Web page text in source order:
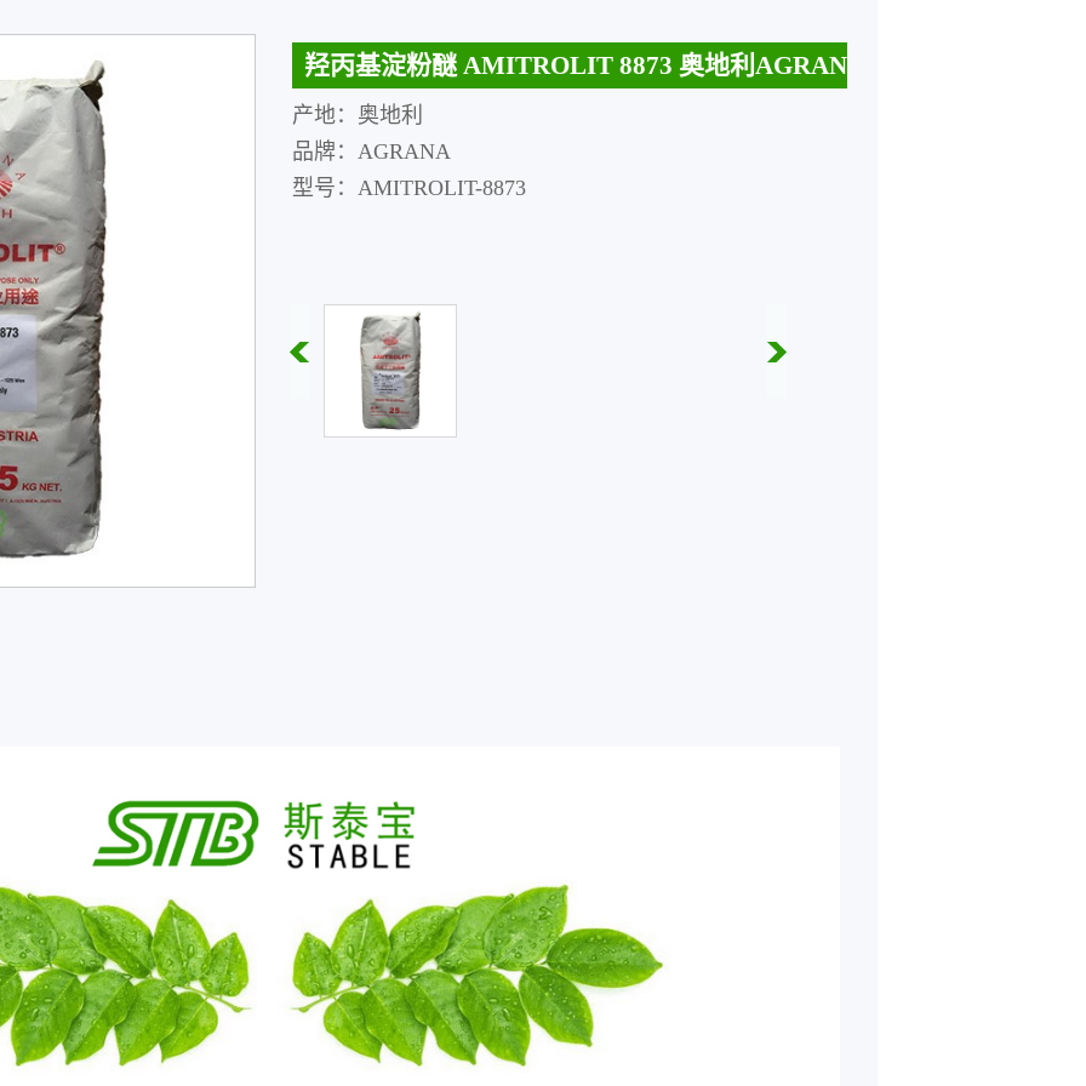
羟丙基淀粉醚 AMITROLIT 8873 奥地利AGRANA
产地：奥地利
品牌： AGRANA
型号： AMITROLIT-8873